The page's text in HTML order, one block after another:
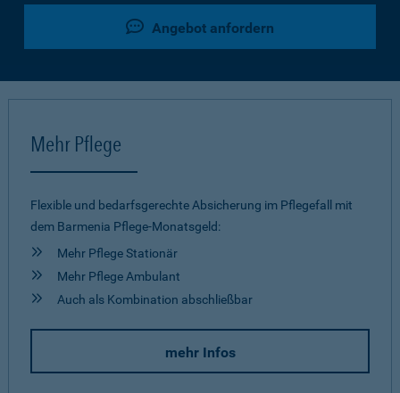
Angebot anfordern
Mehr Pflege
Flexible und bedarfsgerechte Absicherung im Pflegefall mit
dem Barmenia Pflege-Monatsgeld:
Mehr Pflege Stationär
Mehr Pflege Ambulant
Auch als Kombination abschließbar
mehr Infos